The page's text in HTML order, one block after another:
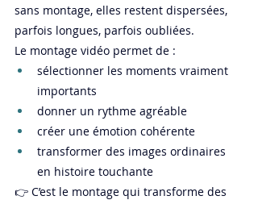
sans montage, elles restent dispersées,
parfois longues, parfois oubliées.
Le montage vidéo permet de :
sélectionner les moments vraiment
importants
donner un rythme agréable
créer une émotion cohérente
transformer des images ordinaires
en histoire touchante
👉 C’est le montage qui transforme des